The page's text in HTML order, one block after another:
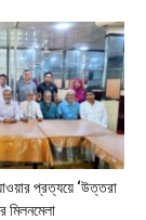
প্রত্যয়ে ‘উত্তরা
মিলনমেলা